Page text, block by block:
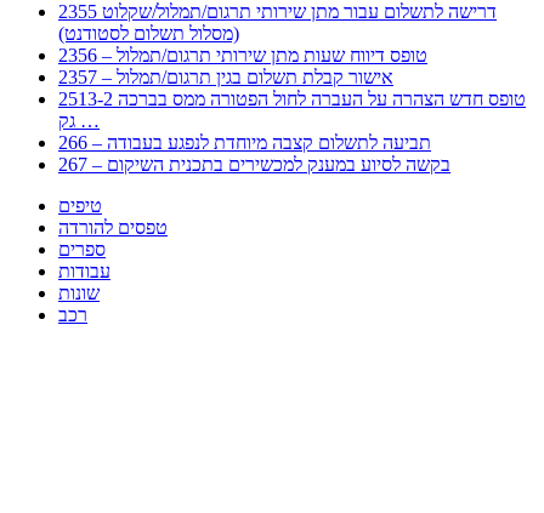
2355 דרישה לתשלום עבור מתן שירותי תרגום/תמלול/שקלוט
(מסלול תשלום לסטודנט)
2356 – טופס דיווח שעות מתן שירותי תרגום/תמלול
2357 – אישור קבלת תשלום בגין תרגום/תמלול
2513-2 טופס חדש הצהרה על העברה לחול הפטורה ממס בברכה
גק …
266 – תביעה לתשלום קצבה מיוחדת לנפגע בעבודה
267 – בקשה לסיוע במענק למכשירים בתכנית השיקום
טיפים
טפסים להורדה
ספרים
עבודות
שונות
רכב